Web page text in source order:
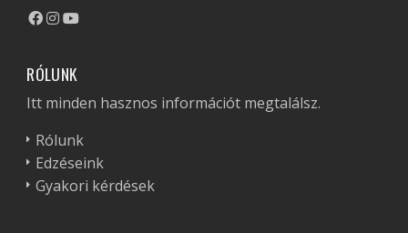
RÓLUNK
Itt minden hasznos információt megtalálsz.
Rólunk
Edzéseink
Gyakori kérdések